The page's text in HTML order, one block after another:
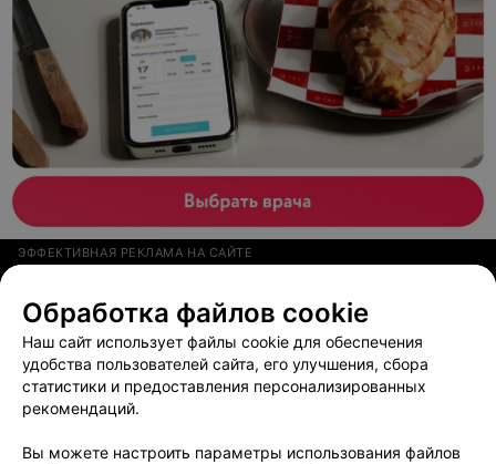
ЭФФЕКТИВНАЯ РЕКЛАМА НА САЙТЕ
КОТТЕДЖ
Лесная28
Молодечно, д. Малиновщина, ул. Лесная, 28
Круглосуточно
Обработка файлов cookie
Наш сайт использует файлы cookie для обеспечения
удобства пользователей сайта, его улучшения, сбора
статистики и предоставления персонализированных
рекомендаций.
Вы можете настроить параметры использования файлов